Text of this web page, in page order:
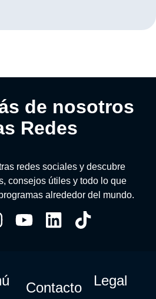
de nosotros
Redes
redes sociales y descubre
consejos útiles y todo lo que
alrededor del mundo.
Contacto Legal